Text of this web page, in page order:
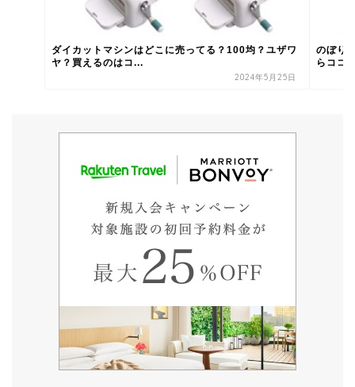
ダイカットマシンはどこに売ってる？100均？ユザワ
ヤ？買えるのはコ...
2024年5月25日
のぼり
らココ